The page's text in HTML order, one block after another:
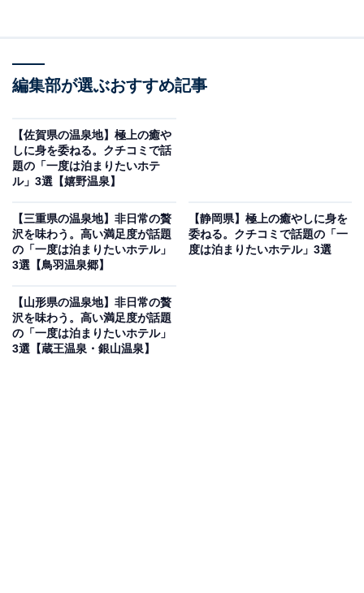
鬼怒川温泉 ゆらら 丸京（画像：「鬼怒川温泉 ゆらら 丸京」公式Webサイ
トより）
「鬼怒川温泉 ゆらら 丸京」は、炭をコンセプトに「心が
宿です。生体リズムの「一週間」をテーマにした客室
や、炭の効能でまろやかになった湯を楽しめる大浴場
編集部が選ぶおすすめ記事
【佐賀県の温泉地】極上の癒や
しに身を委ねる。クチコミで話
題の「一度は泊まりたいホテ
ル」3選【嬉野温泉】
【三重県の温泉地】非日常の贅
沢を味わう。高い満足度が話題
の「一度は泊まりたいホテル」
3選【鳥羽温泉郷】
【静岡県】極上の癒やしに身を
委ねる。クチコミで話題の「一
度は泊まりたいホテル」3選
【山形県の温泉地】非日常の贅
沢を味わう。高い満足度が話題
の「一度は泊まりたいホテル」
3選【蔵王温泉・銀山温泉】